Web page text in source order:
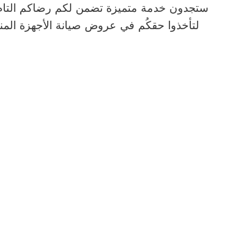
ستجدون خدمة متميزة تضمن لكم رضاكم التام.